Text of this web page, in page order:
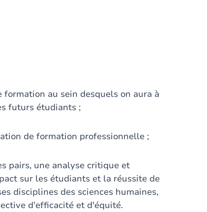
au sein desquels on aura à
futurs étudiants ;
de formation professionnelle ;
pairs, une analyse critique et
sur les étudiants et la réussite de
disciplines des sciences humaines,
d'efficacité et d'équité.